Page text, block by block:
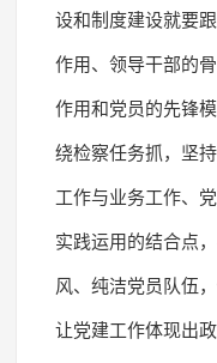
设和制度建设就要
作用、领导干部的
作用和党员的先锋
绕检察任务抓，坚
工作与业务工作、
实践运用的结合点
风、纯洁党员队伍
让党建工作体现出